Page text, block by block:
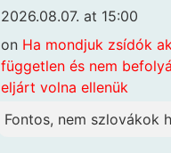
2026.08.07. at 15:00
on Ha mondjuk zsídók
független és nem
eljárt volna ellenük
Fontos, nem szlovákok